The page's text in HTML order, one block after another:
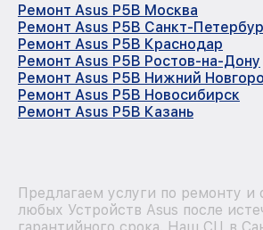
Ремонт Asus P5B Москва
Ремонт Asus P5B Санкт-
Ремонт Asus P5B Краснодар
Ремонт Asus P5B Ростов-на-Дону
Ремонт Asus P5B Нижний
Ремонт Asus P5B Новосибирск
Ремонт Asus P5B Казань
Предлагаем услуги по ремонту и
любых Устройств Asus после
гарантийного срока. Наш СЦ в